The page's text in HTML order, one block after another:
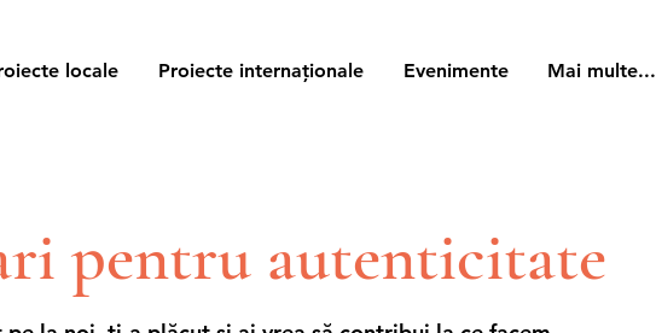
locale Proiecte internaționale Evenimente Mai multe...
pentru autenticitate